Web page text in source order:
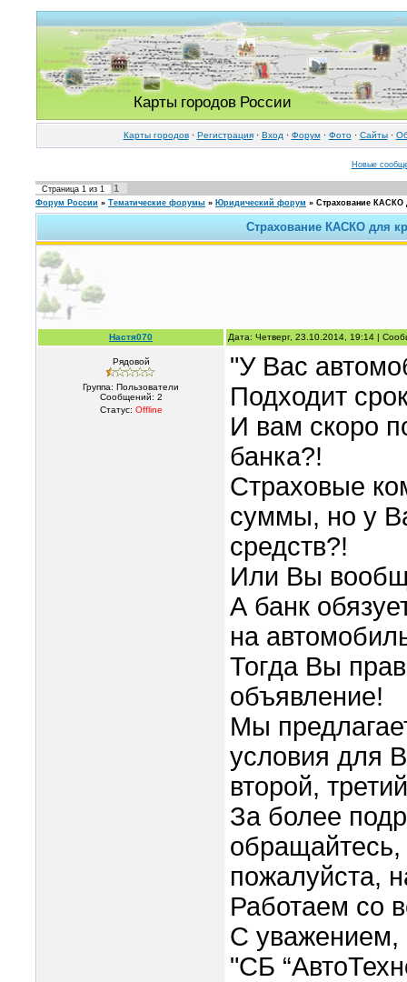
Карты городов России
Карты городов· Регистрация· Вход · Форум· Фото· Cайты·
Новые
Страница 1 из 1 1
Форум России » Тематические форумы » Юридический форум » Страхование КАСКО
Страхование КАСКО для
Настя070 Дата: Четверг, 23.10.2014, 19:14 |
Рядовой
Группа: Пользователи
Сообщений: 2
Статус: Offline
"У Вас
Подходит
И вам скоро
банка?!
Страховые
суммы, но у
средств?!
Или Вы
А банк
на
Тогда Вы
объявление!
Мы
условия для
второй,
За более
обращайтесь,
пожалуйста,
Работаем со
С уважением,
"СБ